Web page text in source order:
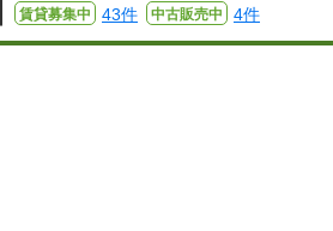
賃貸募集中 43件 中古販売中 4件